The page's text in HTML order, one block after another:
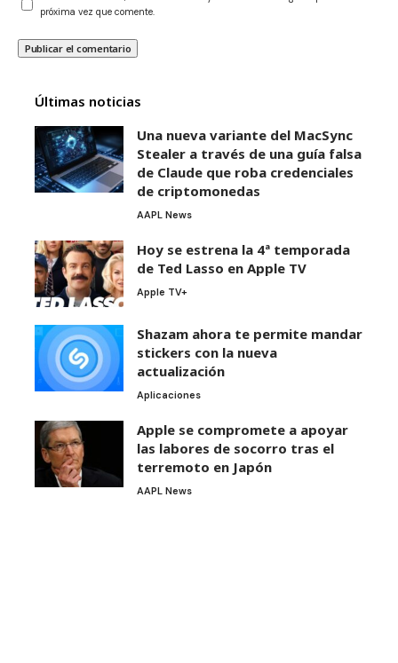
próxima vez que comente.
Últimas noticias
Una nueva variante del MacSync
Stealer a través de una guía falsa
de Claude que roba credenciales
de criptomonedas
AAPL News
Hoy se estrena la 4ª temporada
de Ted Lasso en Apple TV
Apple TV+
Shazam ahora te permite mandar
stickers con la nueva
actualización
Aplicaciones
Apple se compromete a apoyar
las labores de socorro tras el
terremoto en Japón
AAPL News